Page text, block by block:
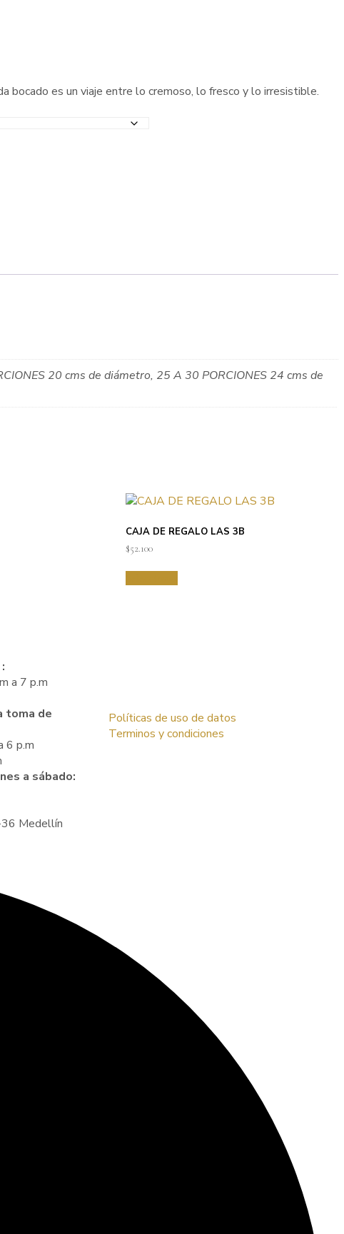
bocado es un viaje entre lo cremoso, lo fresco y lo irresistible.
20 cms de diámetro, 25 A 30 PORCIONES 24 cms de
CAJA DE REGALO LAS 3B
$52.100
a 7 p.m
toma de
6 p.m
a sábado:
Medellín
Políticas de uso de datos
Terminos y condiciones